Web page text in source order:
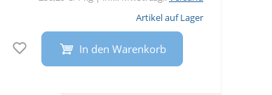
Artikel auf Lager
Auf den Merkzettel
In den Warenkorb